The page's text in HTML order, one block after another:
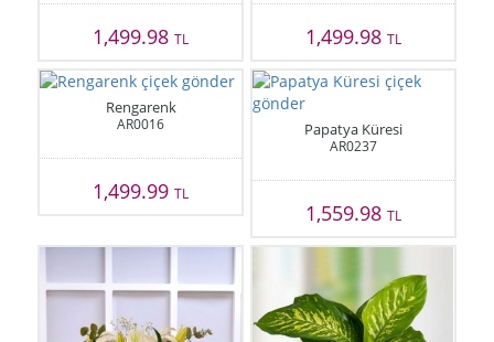
1,499.98TL 1,499.98 TL
Rengarenk
AR0016
1,499.99TL
Papatya Küresi
AR0237
1,559.98 TL